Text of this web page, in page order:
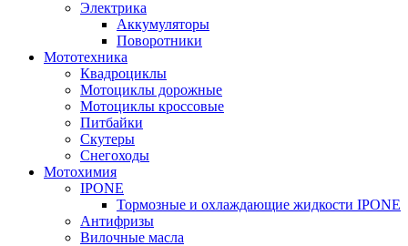
Электрика
Аккумуляторы
Поворотники
Мототехника
Квадроциклы
Мотоциклы дорожные
Мотоциклы кроссовые
Питбайки
Скутеры
Снегоходы
Мотохимия
IPONE
Тормозные и охлаждающие жидкости IPONE
Антифризы
Вилочные масла